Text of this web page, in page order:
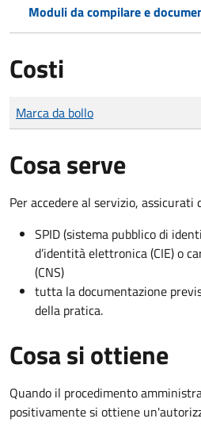
Moduli da compilare e
Costi
Tipo di pagamento
Importo
Marca da bollo
Cosa serve
Per accedere al servizio, assicurati
SPID (sistema pubblico di
d’identità elettronica (CIE) o
(CNS)
tutta la documentazione
della pratica.
Cosa si ottiene
Quando il procedimento
positivamente si ottiene